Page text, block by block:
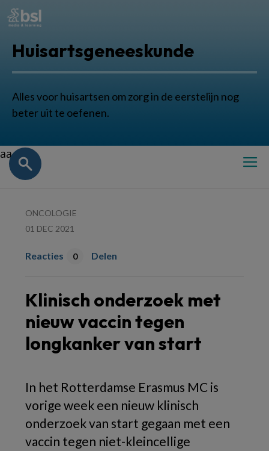
Huisartsgeneeskunde
Alles voor huisartsen om zorg in de eerstelijn nog
beter uit te oefenen.
aa
ONCOLOGIE
01 DEC 2021
Reacties 0 Delen
Klinisch onderzoek met
nieuw vaccin tegen
longkanker van start
In het Rotterdamse Erasmus MC is
vorige week een nieuw klinisch
onderzoek van start gegaan met een
vaccin tegen niet-kleincellige